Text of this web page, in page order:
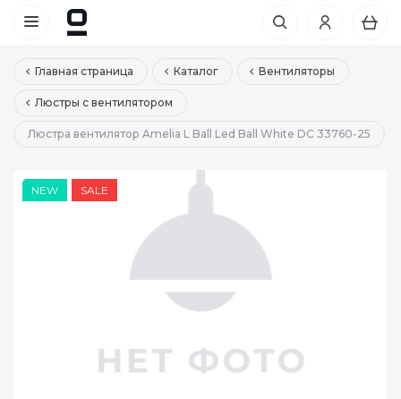
Главная страница Каталог Вентиляторы
Люстры с вентилятором
Люстра вентилятор Amelia L Ball Led Ball White DC 33760-25
NEW SALE